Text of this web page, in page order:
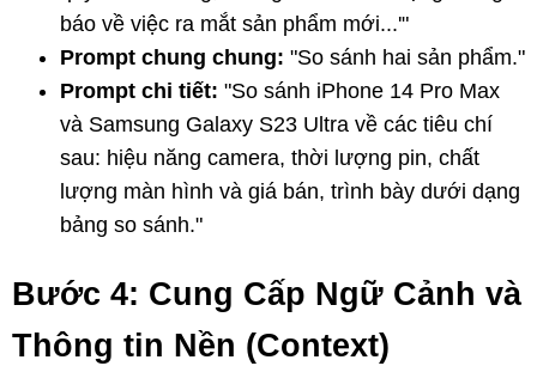
báo về việc ra mắt sản phẩm mới...'"
Prompt chung chung: "So sánh hai sản phẩm."
Prompt chi tiết: "So sánh iPhone 14 Pro Max
và Samsung Galaxy S23 Ultra về các tiêu chí
sau: hiệu năng camera, thời lượng pin, chất
lượng màn hình và giá bán, trình bày dưới dạng
bảng so sánh."
Bước 4: Cung Cấp Ngữ Cảnh và
Thông tin Nền (Context)